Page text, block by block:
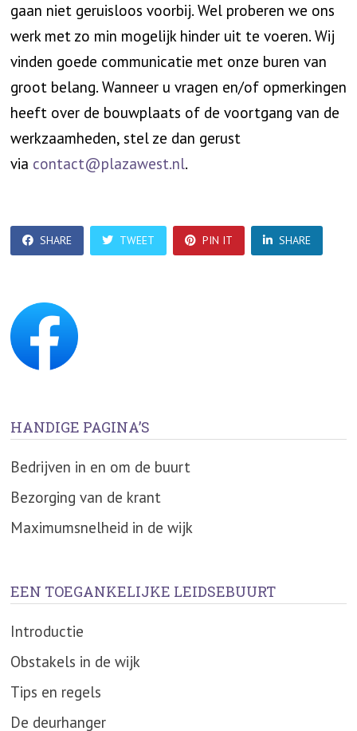
gaan niet geruisloos voorbij. Wel proberen we ons
werk met zo min mogelijk hinder uit te voeren. Wij
vinden goede communicatie met onze buren van
groot belang. Wanneer u vragen en/of opmerkingen
heeft over de bouwplaats of de voortgang van de
werkzaamheden, stel ze dan gerust
via contact@plazawest.nl.
SHARE TWEET PIN IT SHARE
HANDIGE PAGINA’S
Bedrijven in en om de buurt
Bezorging van de krant
Maximumsnelheid in de wijk
EEN TOEGANKELIJKE LEIDSEBUURT
Introductie
Obstakels in de wijk
Tips en regels
De deurhanger